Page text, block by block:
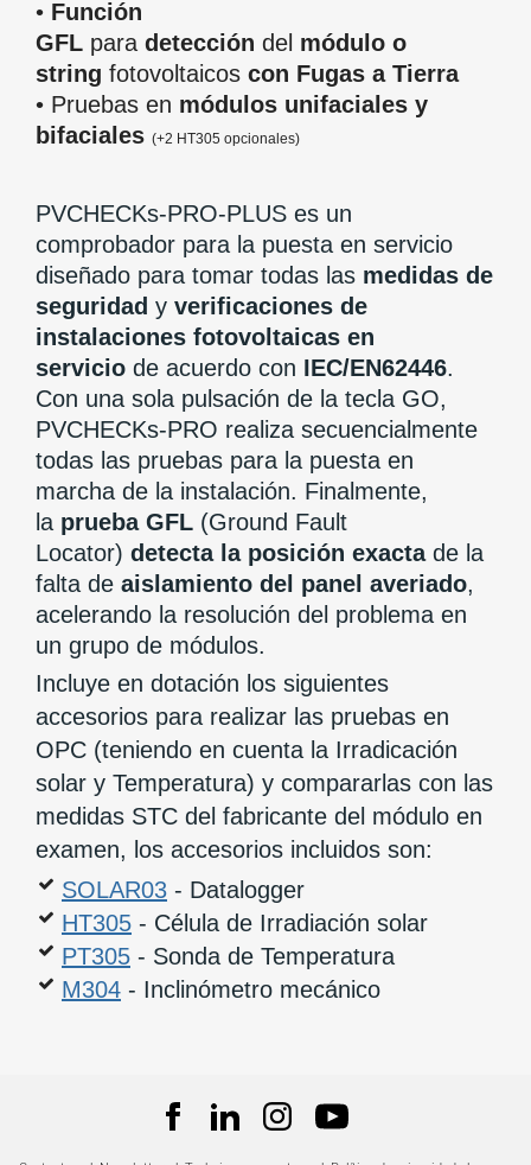
• Función
GFL para detección del módulo o
string fotovoltaicos con Fugas a Tierra
• Pruebas en módulos unifaciales y
bifaciales (+2 HT305 opcionales)
PVCHECKs-PRO-PLUS es un
comprobador para la puesta en servicio
diseñado para tomar todas las medidas de
seguridad y verificaciones de
instalaciones fotovoltaicas en
servicio de acuerdo con IEC/EN62446.
Con una sola pulsación de la tecla GO,
PVCHECKs-PRO realiza secuencialmente
todas las pruebas para la puesta en
marcha de la instalación. Finalmente,
la prueba GFL (Ground Fault
Locator) detecta la posición exacta de la
falta de aislamiento del panel averiado,
acelerando la resolución del problema en
un grupo de módulos.
Incluye en dotación los siguientes
accesorios para realizar las pruebas en
OPC (teniendo en cuenta la Irradicación
solar y Temperatura) y compararlas con las
medidas STC del fabricante del módulo en
examen, los accesorios incluidos son:
SOLAR03 - Datalogger
HT305 - Célula de Irradiación solar
PT305 - Sonda de Temperatura
M304 - Inclinómetro mecánico